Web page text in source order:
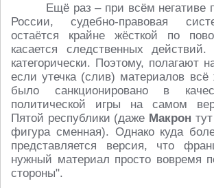
Ещё раз – при всём негативе
России, судебно-правовая
остаётся крайне жёсткой по
касается следственных
категорически. Поэтому, полагают
если утечка (слив) материалов
было санкционировано в
политической игры на самом
Пятой республики (даже Макрон
фигура сменная). Однако куда
представляется версия, что
нужный материал просто вовремя
стороны".